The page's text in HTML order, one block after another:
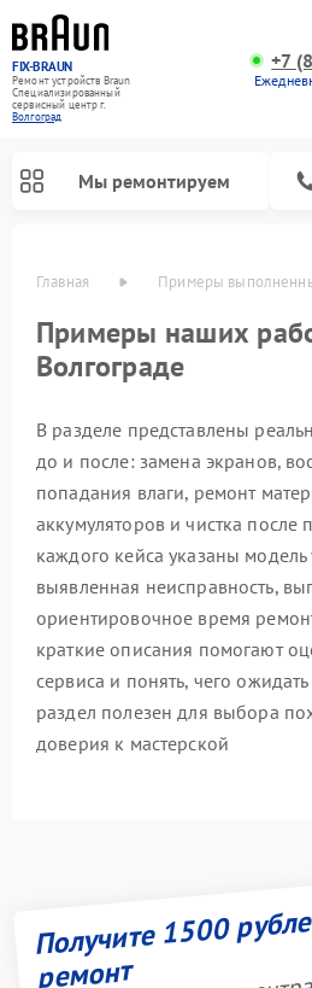
FIX-BRAUN
Ремонт устройств Braun
Специализированный
cервисный центр г.
Волгоград
+7
Мы ремонтируем
Главная Примеры
Примеры наших
Волгограде
В разделе представлены
до и после: замена экранов,
попадания влаги, ремонт
аккумуляторов и чистка после
каждого кейса указаны модель
выявленная неисправность,
ориентировочное время
краткие описания помогают
сервиса и понять, чего
раздел полезен для выбора
доверия к мастерской
Получите 1500
ремонт